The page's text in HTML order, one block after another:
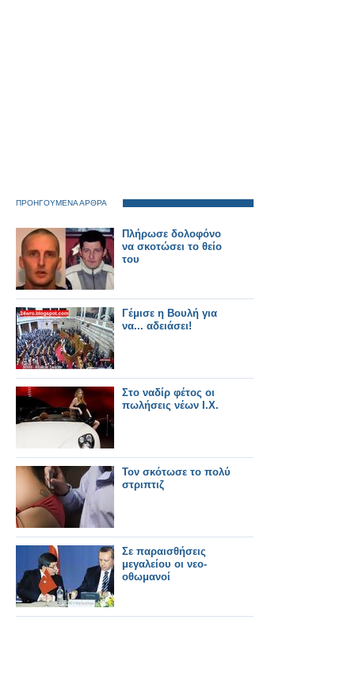
ΠΡΟΗΓΟΥΜΕΝΑ ΑΡΘΡΑ
Πλήρωσε δολοφόνο
να σκοτώσει το θείο
του
Γέμισε η Βουλή για
να... αδειάσει!
Στο ναδίρ φέτος οι
πωλήσεις νέων Ι.Χ.
Τον σκότωσε το πολύ
στριπτιζ
Σε παραισθήσεις
μεγαλείου οι νεο-
οθωμανοί